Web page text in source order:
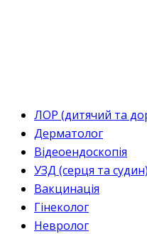
ЛОР (дитячий та
Дерматолог
Відеоендоскопія
УЗД (серця та судин)
Вакцинація
Гінеколог
Невролог